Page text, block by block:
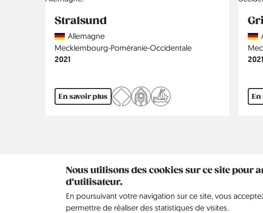
Nous utilisons des cookies sur ce site pour
d'utilisateur.
En poursuivant votre navigation sur ce site, vous
permettre de réaliser des statistiques de visites.
Stralsund
CountryAllemagne
Région
Mecklembourg-Poméranie-Occidentale
Année
2021
En savoir plus
2021
En
Kontakt Social
Pinterest
2015